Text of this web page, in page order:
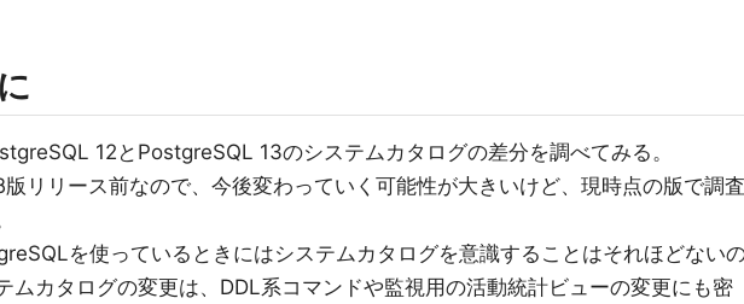
12とPostgreSQL 13のシステムカタログの差分を調べてみる。
版リリース前なので、今後変わっていく可能性が大きいけど、現時点の版で調査
を使っているときにはシステムカタログを意識することはそれほどない
ムカタログの変更は、DDL系コマンドや監視用の活動統計ビューの変更にも密